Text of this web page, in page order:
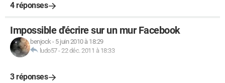
4 réponses
Impossible d'écrire sur un mur Facebook
benjock- 5 juin 2010 à 18:29
ludo57-22 déc. 2011 à 18:33
3 réponses